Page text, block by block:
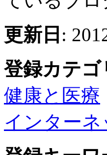
更新日 :
登録カテゴ
健康と医療
インターネ